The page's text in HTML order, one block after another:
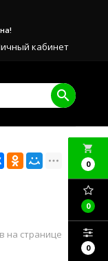
кабинет
local_grocery_store
0
0
0
на странице